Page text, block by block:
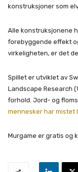
konstruksjoner som
Alle konstruksjonene
forebyggende effekt
virkeligheten, er det
Spillet er utviklet av
Landscape Research
forhold. Jord- og
mennesker har mistet
Murgame er gratis og